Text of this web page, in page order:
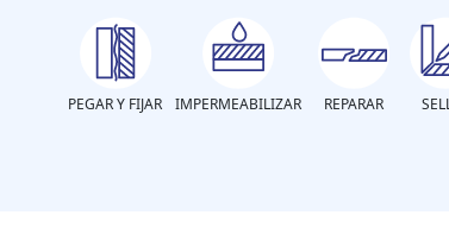
PEGAR Y FIJAR IMPERMEABILIZAR REPARAR